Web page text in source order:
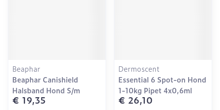
Beaphar
Beaphar Canishield
Halsband Hond S/m
€ 19,35
Dermoscent
Essential 6 Spot-on Hond
1-10kg Pipet 4x0,6ml
€ 26,10